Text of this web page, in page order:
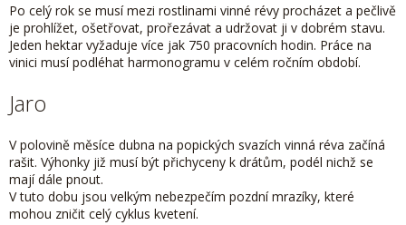
Po celý rok se musí mezi rostlinami vinné révy procházet a pečlivě
je prohlížet, ošetřovat, prořezávat a udržovat ji v dobrém stavu.
Jeden hektar vyžaduje více jak 750 pracovních hodin. Práce na
vinici musí podléhat harmonogramu v celém ročním období.
Jaro
V polovině měsíce dubna na popických svazích vinná réva začíná
rašit. Výhonky již musí být přichyceny k drátům, podél nichž se
mají dále pnout.
V tuto dobu jsou velkým nebezpečím pozdní mrazíky, které
mohou zničit celý cyklus kvetení.